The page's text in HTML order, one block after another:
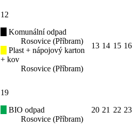
12
Komunální odpad
Rosovice (Příbram)
Plast + nápojový karton
+ kov
Rosovice (Příbram)
13 14 15 16
19
BIO odpad
Rosovice (Příbram)
20 21 22 23